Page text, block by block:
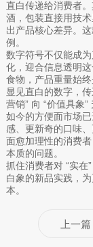
直白传递给消费者
酒，包装直接用技
出产品核心差异。
例。
数字符号不仅能成
化，迎合信息透明
食物，产品重量始
显见直白的数字，
营销” 向 “价值具象”
如今的方便面市场
感、更新奇的口味
面愈加理性的消费者
本质的问题。
抓住消费者对 “实在
白象的新品实践，
本。
上一篇